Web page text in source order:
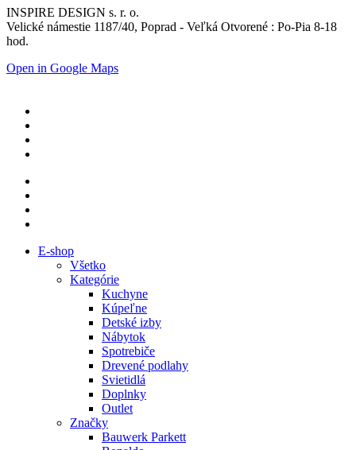
INSPIRE DESIGN s. r. o.
Velické námestie 1187/40, Poprad - Veľká Otvorené : Po-Pia 8-18
hod.
Open in Google Maps
E-shop
Všetko
Kategórie
Kuchyne
Kúpeľne
Detské izby
Nábytok
Spotrebiče
Drevené podlahy
Svietidlá
Doplnky
Outlet
Značky
Bauwerk Parkett